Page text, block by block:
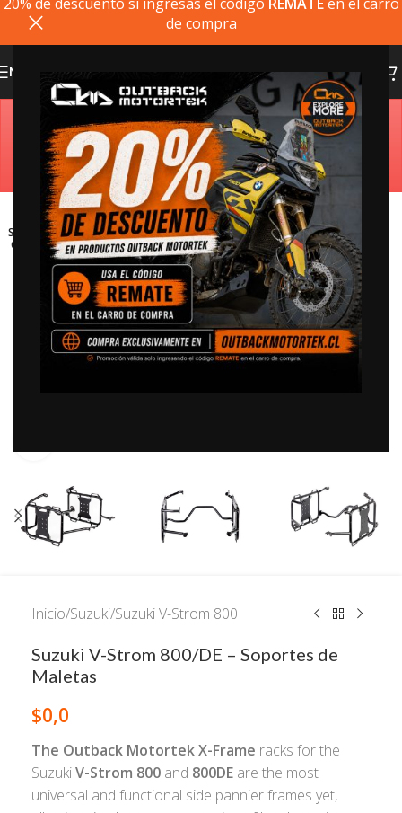
de compra
MENU
Estimado cliente, si el producto que busca no está
disponible, puede comprarlo directamente en
outbackmotortek.com
SOLD
OUT
Inicio/Suzuki/Suzuki V-Strom 800
Suzuki V-Strom 800/DE – Soportes de
Maletas
$0,0
The Outback Motortek X-Frame racks for the
SuzukiV-Strom 800 and 800DE are the most
universal and functional side pannier frames yet,